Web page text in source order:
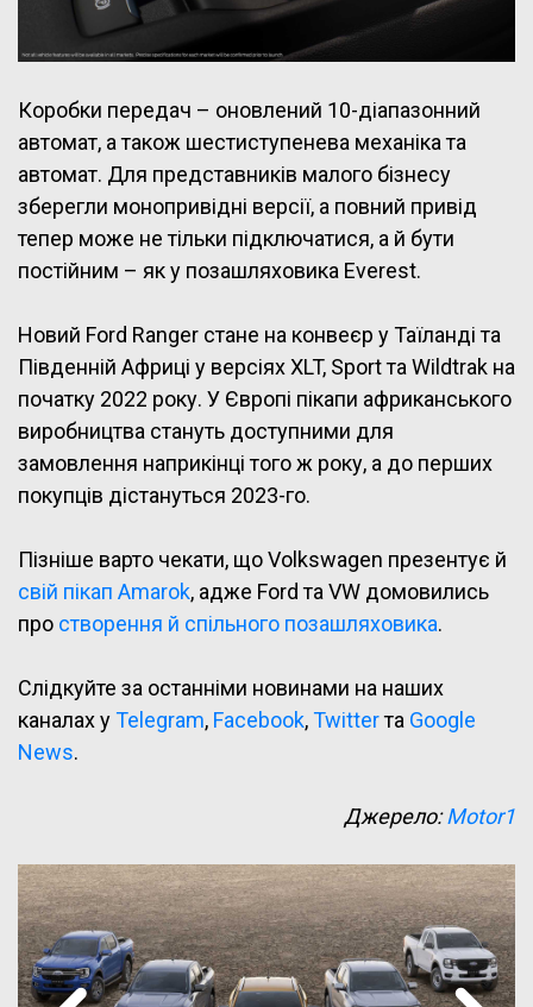
Коробки передач – оновлений 10-діапазонний
автомат, а також шестиступенева механіка та
автомат. Для представників малого бізнесу
зберегли монопривідні версії, а повний привід
тепер може не тільки підключатися, а й бути
постійним – як у позашляховика Everest.
Новий Ford Ranger стане на конвеєр у Таїланді та
Південній Африці у версіях XLT, Sport та Wildtrak на
початку 2022 року. У Європі пікапи африканського
виробництва стануть доступними для
замовлення наприкінці того ж року, а до перших
покупців дістануться 2023-го.
Пізніше варто чекати, що Volkswagen презентує й
свій пікап Amarok, адже Ford та VW домовились
про створення й спільного позашляховика.
Слідкуйте за останніми новинами на наших
каналах уTelegram, Facebook,Twitterта Google
News.
Джерело:Motor1